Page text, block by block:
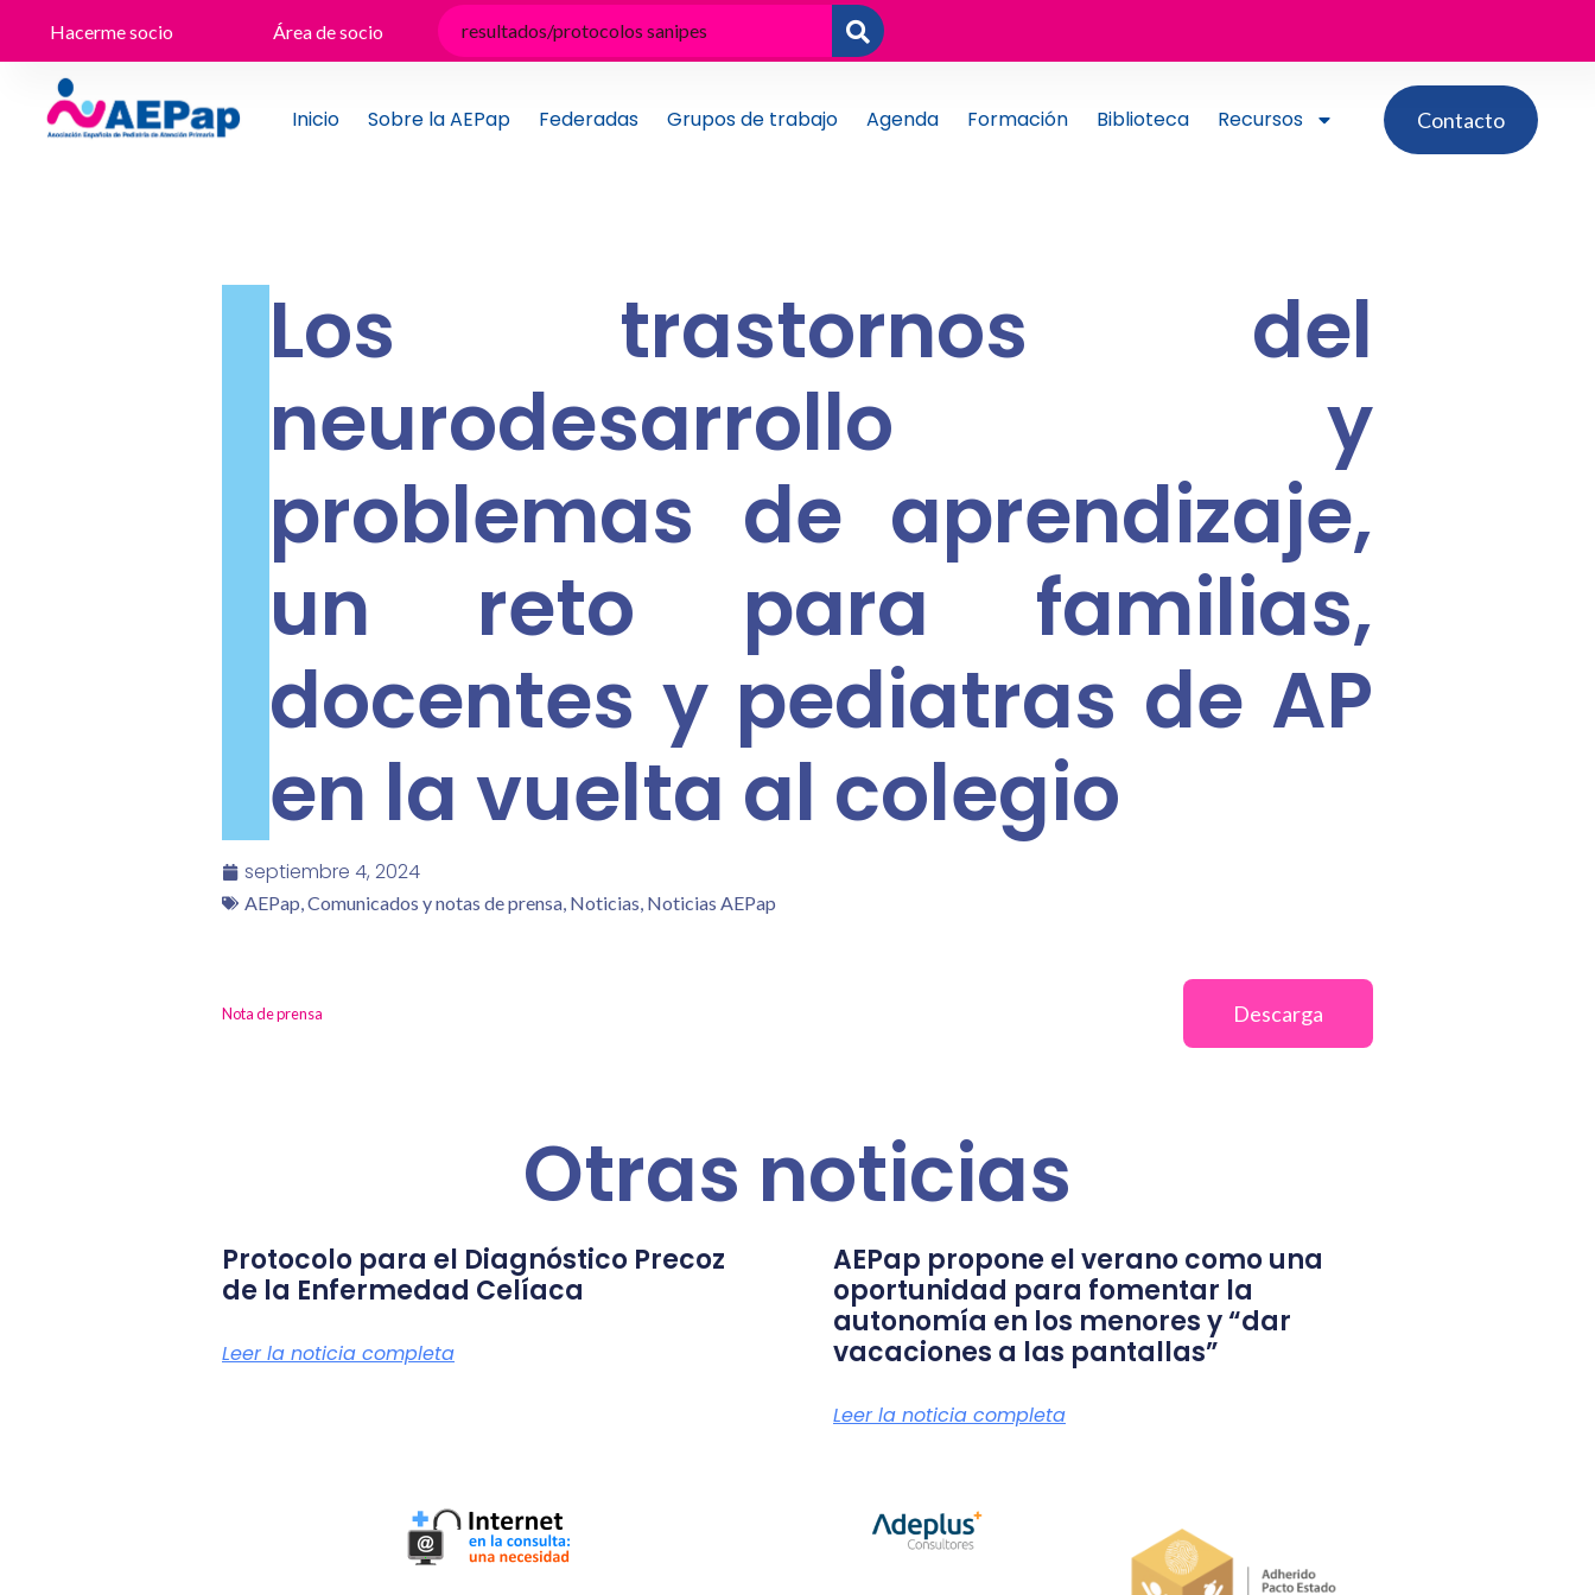
contenido
Hacerme socio Área de socio
Inicio Sobre la AEPap Federadas Grupos de trabajo Agenda Formación Biblioteca Recursos Contacto
Los trastornos del
neurodesarrollo y
problemas de aprendizaje,
un reto para familias,
docentes y pediatras de AP
en la vuelta al colegio
septiembre 4, 2024
AEPap,Comunicados y notas de prensa, Noticias, Noticias AEPap
Nota de prensa Descarga
Otras noticias
Protocolo para el Diagnóstico Precoz
de la Enfermedad Celíaca
Leer la noticia completa
AEPap propone el verano como una
oportunidad para fomentar la
autonomía en los menores y “dar
vacaciones a las pantallas”
Leer la noticia completa